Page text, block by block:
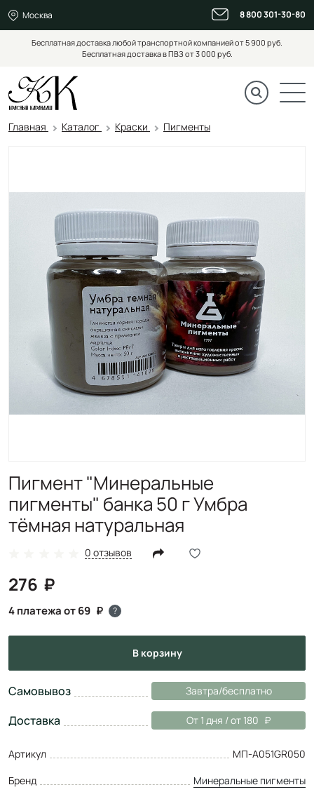
Москва 8 800 301-30-80
Бесплатная доставка любой транспортной компанией от 5 900 руб.
Бесплатная доставка в ПВЗ от 3 000 руб.
Главная Каталог Краски Пигменты
Пигмент "Минеральные
пигменты" банка 50 г Умбра
тёмная натуральная
0 отзывов
276
4 платежа от 69 ?
в корзину
Самовывоз Завтра/бесплатно
Доставка От 1 дня / от 180
Артикул
МП-A051GR050
Бренд
Минеральные пигменты